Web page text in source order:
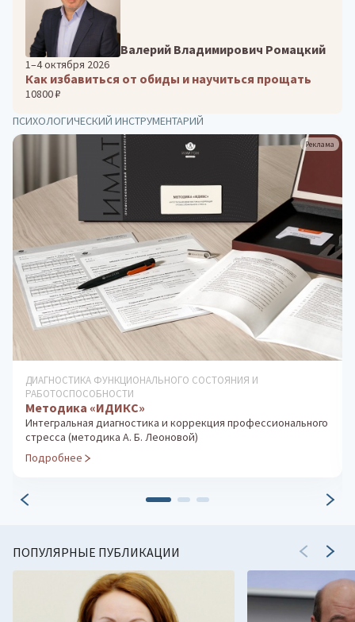
Валерий Владимирович Ромацкий
1–4 октября 2026
Как избавиться от обиды и научиться прощать
10800 ₽
ПСИХОЛОГИЧЕСКИЙ ИНСТРУМЕНТАРИЙ
Реклама
ДИАГНОСТИКА ОСОБЕННОСТЕЙ ЛИЧНОСТИ
Факторный личностный опросник Кеттелла
Диагностика личностных черт взрослых, детей и
подростков
Подробнее
ПОПУЛЯРНЫЕ ПУБЛИКАЦИИ